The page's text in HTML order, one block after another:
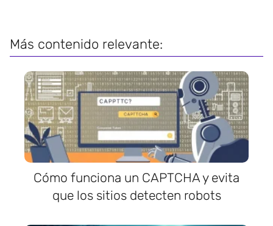
Más contenido relevante:
Cómo funciona un CAPTCHA y evita
que los sitios detecten robots